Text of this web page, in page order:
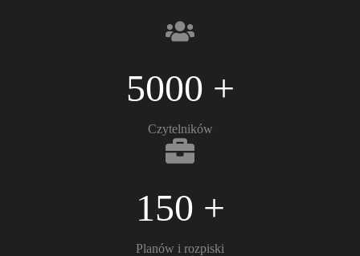
5000 +
Czytelników
150 +
Planów i rozpiski